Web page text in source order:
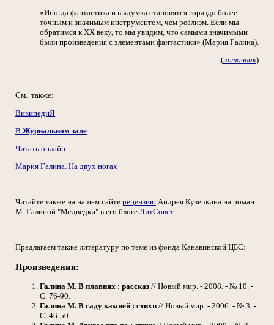
«Иногда фантастика и выдумка становятся гораздо более
точным и значимым инструментом, чем реализм. Если мы
обратимся к XX веку, то мы увидим, что самыми значимыми
были произведения с элементами фантастики» (Мария Галина).
(источник)
См. также:
ВикипедиЯ
В Журнальном зале
Читать онлайн
Мария Галина. На двух ногах
Читайте также на нашем сайте рецензию Андрея Кузечкина на роман
М. Галиной "Медведки" в его блоге ЛитСовет.
Предлагаем также литературу по теме из фонда Канавинской ЦБС:
Произведения:
Галина М. В плавнях : рассказ // Новый мир. - 2008. - № 10. -
С. 76-90.
Галина М. В саду камней : стихи // Новый мир. - 2006. - № 3. -
С. 46-50.